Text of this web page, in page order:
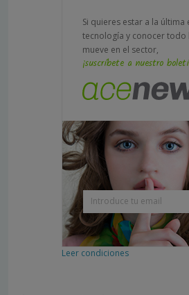
Si quieres estar a la última
tecnología y conocer todo
mueve en el sector,
¡suscríbete a nuestro
Leer condiciones